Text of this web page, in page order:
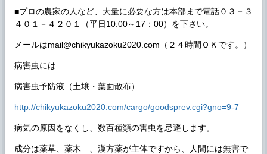
■プロの農家の人など、大量に必要な方は本部まで電話０３－３
４０１－４２０１（平日10:00～17：00）を下さい。
メールはmail@chikyukazoku2020.com（２４時間ＯＫです。）
病害虫には
病害虫予防液（土壌・葉面散布）
http://chikyukazoku2020.com/cargo/goodsprev.cgi?gno=9-7
病気の原因をなくし、数百種類の害虫を忌避します。
成分は薬草、薬木 、漢方薬が主体ですから、人間には無害で